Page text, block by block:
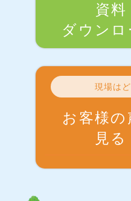
資料
ダウンロ
現場は
お客様の
見る